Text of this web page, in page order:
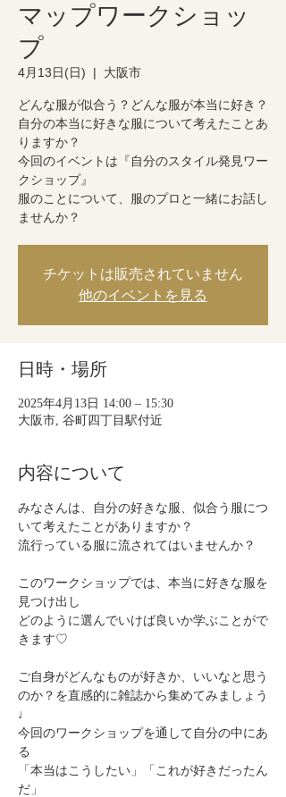
マップワークショッ
プ
4月13日(日)
  |
大阪市
どんな服が似合う？どんな服が本当に好き？
自分の本当に好きな服について考えたことあ
りますか？
今回のイベントは『自分のスタイル発見ワー
クショップ』
服のことについて、服のプロと一緒にお話し
ませんか？
チケットは販売されていません
他のイベントを見る
日時・場所
2025年4月13日 14:00 – 15:30
大阪市, 谷町四丁目駅付近
内容について
みなさんは、自分の好きな服、似合う服につ
いて考えたことがありますか？
流行っている服に流されてはいませんか？
このワークショップでは、本当に好きな服を
見つけ出し
どのように選んでいけば良いか学ぶことがで
きます♡
ご自身がどんなものが好きか、いいなと思う
のか？を直感的に雑誌から集めてみましょう
♩
今回のワークショップを通して自分の中にあ
る
「本当はこうしたい」「これが好きだったん
だ」